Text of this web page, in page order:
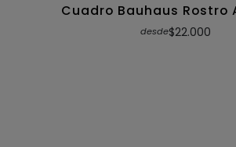
Cuadro Bauhaus Rostro
desde$22.000